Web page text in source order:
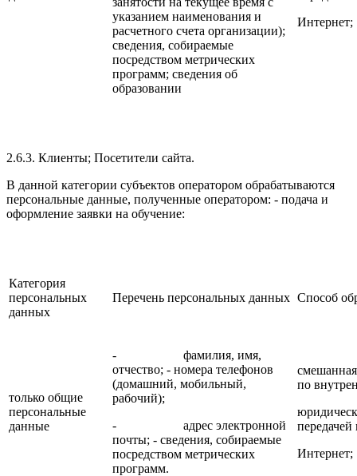
указанием наименования и
расчетного счета организации);
сведения, собираемые
посредством метрических
программ; сведения об
образовании
Интернет;
2.6.3. Клиенты; Посетители сайта.
В данной категории субъектов оператором обрабатываются
персональные данные, полученные оператором: - подача и
оформление заявки на обучение:
Категория
персональных
данных
Перечень персональных данных Способ
только общие
персональные
данные
- фамилия, имя,
отчество; - номера телефонов
(домашний, мобильный,
рабочий);
- адрес электронной
почты; - сведения, собираемые
посредством метрических
программ.
по
передачей
Интернет;